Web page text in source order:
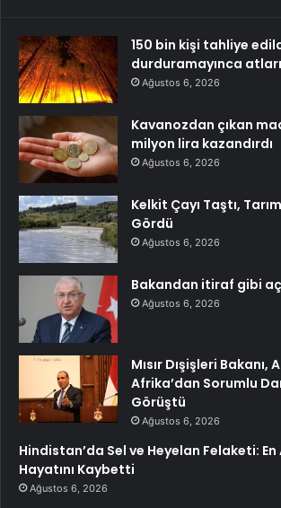
150 bin kişi tahliye
durduramayınca
Ağustos 6, 2026
Kavanozdan çıkan
milyon lira kazandırdı
Ağustos 6, 2026
Kelkit Çayı Taştı,
Gördü
Ağustos 6, 2026
Bakandan itiraf gibi
Ağustos 6, 2026
Mısır Dışişleri Bakanı,
Afrika’dan Sorumlu
Görüştü
Ağustos 6, 2026
Hindistan’da Sel ve Heyelan Felaketi: En
Hayatını Kaybetti
Ağustos 6, 2026